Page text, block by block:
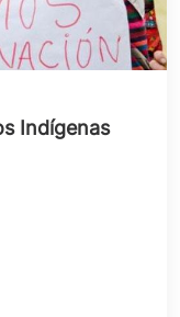
Indígenas